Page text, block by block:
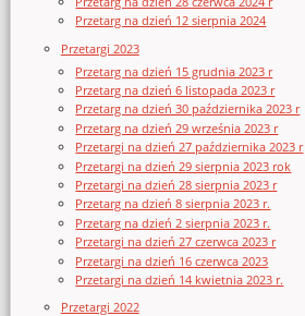
Przetarg na dzień 12 sierpnia 2024
Przetargi 2023
Przetarg na dzień 15 grudnia 2023 r
Przetarg na dzień 6 listopada 2023 r
Przetarg na dzień 30 października 2023 r
Przetarg na dzień 29 września 2023 r
Przetargi na dzień 27 października 2023 r
Przetargi na dzień 29 sierpnia 2023 rok
Przetargi na dzień 28 sierpnia 2023 r
Przetarg na dzień 8 sierpnia 2023 r.
Przetarg na dzień 2 sierpnia 2023 r.
Przetargi na dzień 27 czerwca 2023 r
Przetargi na dzień 16 czerwca 2023
Przetargi na dzień 14 kwietnia 2023 r.
Przetargi 2022